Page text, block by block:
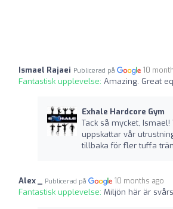
Ismael Rajaei Publicerad på 10
Fantastisk upplevelse: Amazing. Great
Exhale Hardcore Gym
Tack så mycket,
uppskattar vår
tillbaka för fler tuffa
Alex _ Publicerad på 10 months ago
Fantastisk upplevelse: Miljön här är